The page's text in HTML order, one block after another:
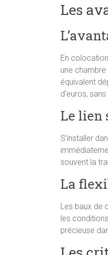
Les
En
une
équivalent
d’euros,
Le lien
S’installer
souvent la
La
Les baux de
les
précieuse